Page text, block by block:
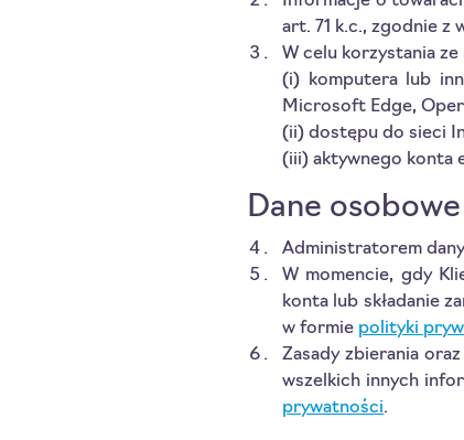
art. 71 k.c., zgodnie z
W celu korzystania
(i) komputera lub
Microsoft Edge,
(ii) dostępu do sieci
(iii) aktywnego konta
Dane osobowe
Administratorem
W momencie, gdy
konta lub składanie
w formie polityki
Zasady zbierania
wszelkich innych
prywatności.